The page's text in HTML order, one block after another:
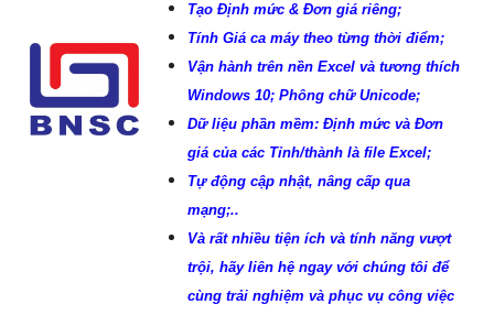
Tạo Định mức & Đơn giá riêng;
Tính Giá ca máy theo từng thời điểm;
Vận hành trên nền Excel và tương thích
Windows 10; Phông chữ Unicode;
Dữ liệu phần mềm: Định mức và Đơn
giá của các Tỉnh/thành là file Excel;
Tự động cập nhật, nâng cấp qua
mạng;..
Và rất nhiều tiện ích và tính năng vượt
trội, hãy liên hệ ngay với chúng tôi để
cùng trải nghiệm và phục vụ công việc